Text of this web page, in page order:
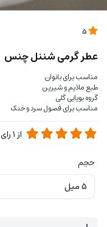
عطر گرمی شننل چنس
مناسب برای بانوان
طبع ملایم و شیرین
گروه بویایی گلی
مناسب برای فصول سرد و خنک
از 1رای
حجم